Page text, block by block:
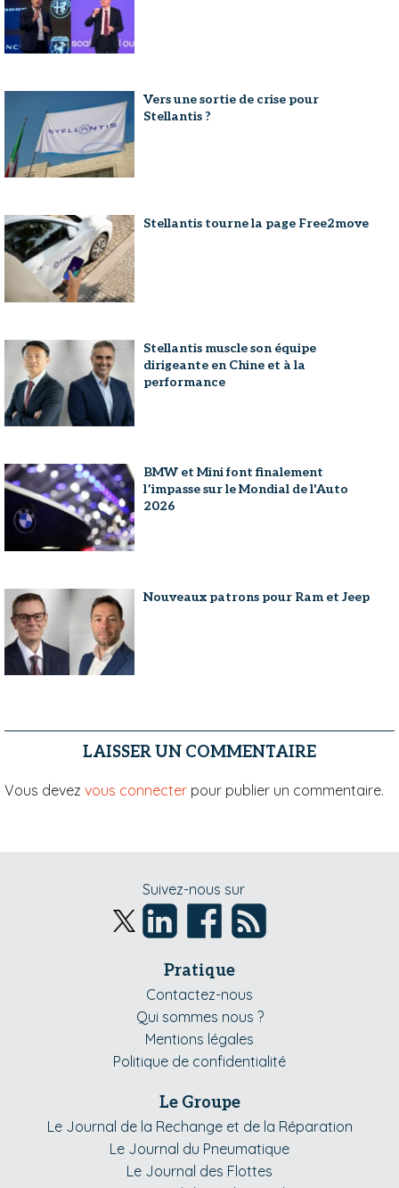
Vers une sortie de crise pour
Stellantis ?
Stellantis tourne la page Free2move
Stellantis muscle son équipe
dirigeante en Chine et à la
performance
BMW et Mini font finalement
l’impasse sur le Mondial de l'Auto
2026
Nouveaux patrons pour Ram et Jeep
LAISSER UN COMMENTAIRE
Vous devez vous connecter pour publier un commentaire.
Suivez-nous sur
Pratique
Contactez-nous
Qui sommes nous ?
Mentions légales
Politique de confidentialité
Le Groupe
Le Journal de la Rechange et de la Réparation
Le Journal du Pneumatique
Le Journal des Flottes